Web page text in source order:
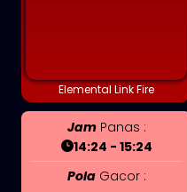
Elemental Link Fire
JamPanas :
14:24 - 15:24
PolaGacor :